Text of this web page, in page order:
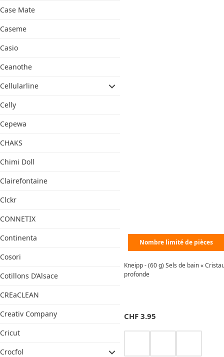
Case Mate
Caseme
Casio
Ceanothe
Cellularline
Celly
Cepewa
CHAKS
Chimi Doll
Clairefontaine
Clckr
CONNETIX
Continenta
Cosori
Cotillons D’Alsace
CREaCLEAN
Creativ Company
Cricut
Crocfol
Nombre limité de pièces
Kneipp - (60 g) Sels de bain «
profonde
CHF 3.95